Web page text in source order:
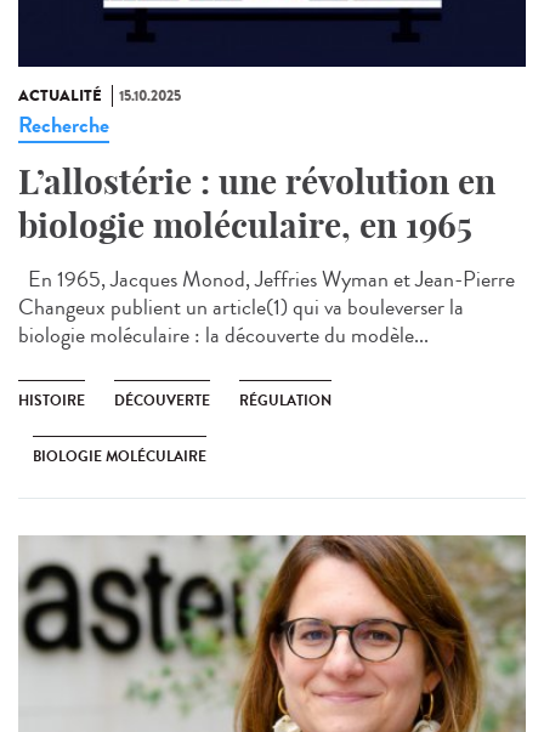
ACTUALITÉ 15.10.2025
Recherche
L’allostérie : une révolution en
biologie moléculaire, en 1965
En 1965, Jacques Monod, Jeffries Wyman et Jean-Pierre
Changeux publient un article(1) qui va bouleverser la
biologie moléculaire : la découverte du modèle...
HISTOIRE DÉCOUVERTE RÉGULATION
BIOLOGIE MOLÉCULAIRE